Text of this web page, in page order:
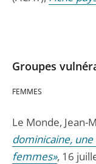
Groupes
FEMMES
Le Monde, Jean-
dominicaine,
femmes», 16